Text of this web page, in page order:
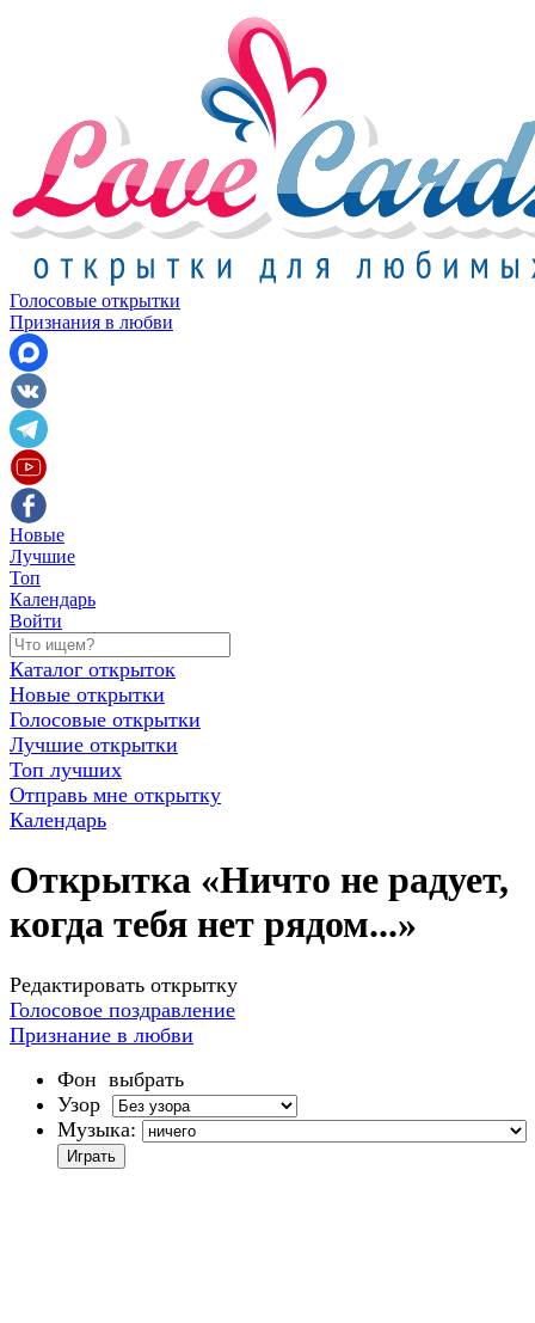
Голосовые открытки
Признания в любви
Новые
Лучшие
Топ
Календарь
Войти
Каталог открыток
Новые открытки
Голосовые открытки
Лучшие открытки
Топ лучших
Отправь мне открытку
Календарь
Открытка «Ничто не радует,
когда тебя нет рядом...»
Редактировать открытку
Голосовое поздравление
Признание в любви
Фон выбрать
Узор
Музыка: